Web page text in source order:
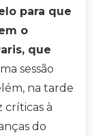
para que
o
que
sessão
na tarde
críticas à
do